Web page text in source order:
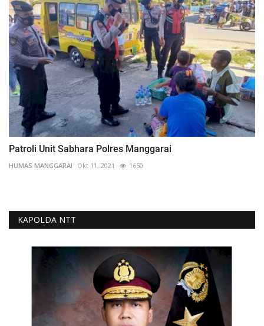
Patroli Unit Sabhara Polres Manggarai
HUMAS MANGGARAI Okt 11, 2021 1650
KAPOLDA NTT